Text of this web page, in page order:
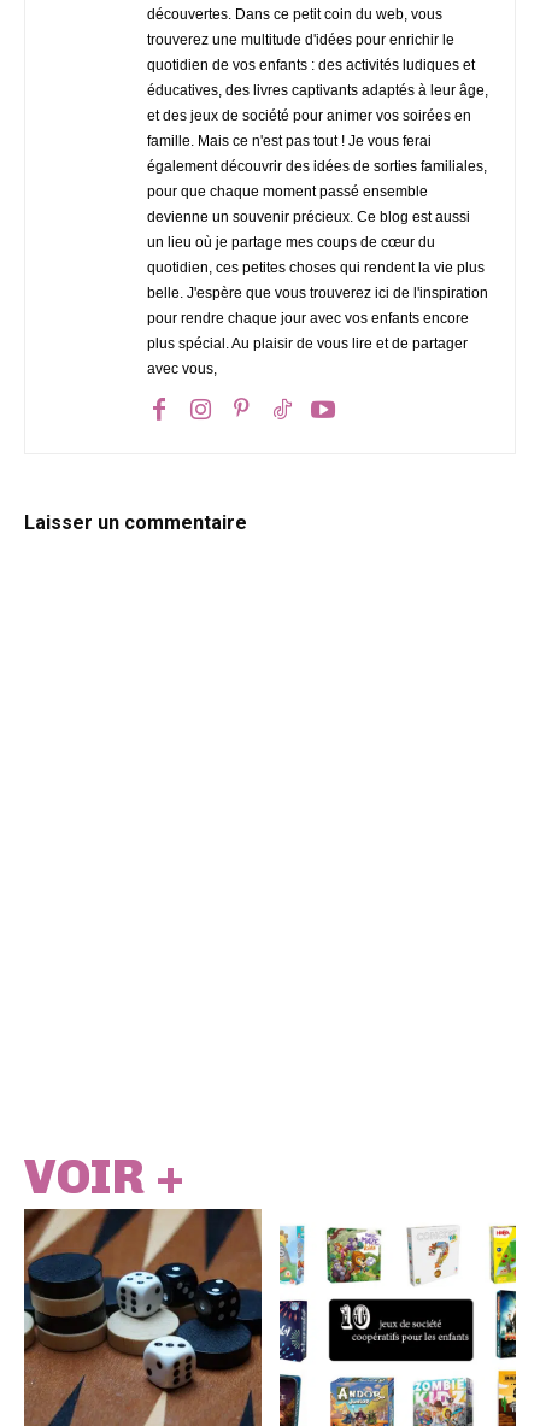
découvertes. Dans ce petit coin du web, vous
trouverez une multitude d'idées pour enrichir le
quotidien de vos enfants : des activités ludiques et
éducatives, des livres captivants adaptés à leur âge,
et des jeux de société pour animer vos soirées en
famille. Mais ce n'est pas tout ! Je vous ferai
également découvrir des idées de sorties familiales,
pour que chaque moment passé ensemble
devienne un souvenir précieux. Ce blog est aussi
un lieu où je partage mes coups de cœur du
quotidien, ces petites choses qui rendent la vie plus
belle. J'espère que vous trouverez ici de l'inspiration
pour rendre chaque jour avec vos enfants encore
plus spécial. Au plaisir de vous lire et de partager
avec vous,
Laisser un commentaire
VOIR +